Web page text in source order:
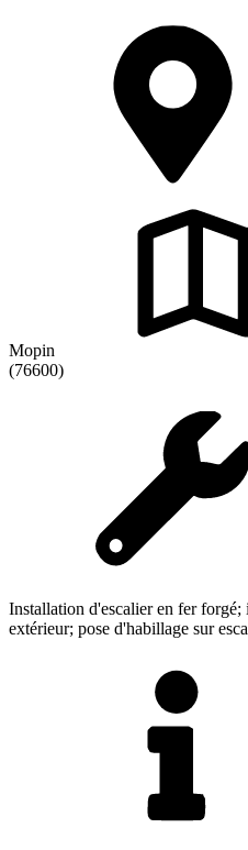
Mopin
(76600)
Installation d'escalier en fer
extérieur; pose d'habillage sur